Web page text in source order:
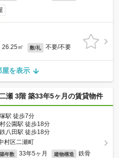
26.25㎡ 敷/礼 不要/不要
屋を表示
瀬 3階 築33年5ヶ月の賃貸物件
駅 徒歩7分
公園駅 徒歩18分
八田駅 徒歩18分
村区二瀬町
築年数 33年5ヶ月 建物構造 鉄骨